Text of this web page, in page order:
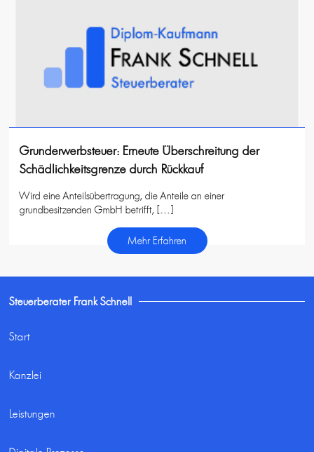
Grunderwerbsteuer: Erneute Überschreitung der
Schädlichkeitsgrenze durch Rückkauf
Wird eine Anteilsübertragung, die Anteile an einer
grundbesitzenden GmbH betrifft, […]
Mehr Erfahren
Steuerberater Frank Schnell
Start
Kanzlei
Leistungen